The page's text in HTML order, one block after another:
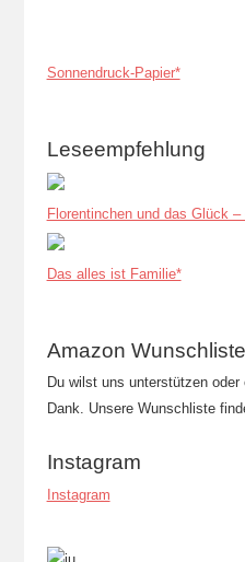
Sonnendruck-Papier*
Leseempfehlung
Florentinchen und das Glück
Das alles ist Familie*
Amazon Wunschliste
Du wilst uns unterstützen
Dank. Unsere Wunschliste
Instagram
Instagram